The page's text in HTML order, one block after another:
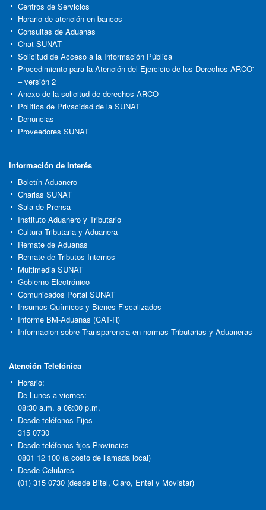
Centros de Servicios
Horario de atención en bancos
Consultas de Aduanas
Chat SUNAT
Solicitud de Acceso a la Información Pública
Procedimiento para la Atención del Ejercicio de los Derechos ARCO'
– versión 2
Anexo de la solicitud de derechos ARCO
Política de Privacidad de la SUNAT
Denuncias
Proveedores SUNAT
Información de Interés
Boletín Aduanero
Charlas SUNAT
Sala de Prensa
Instituto Aduanero y Tributario
Cultura Tributaria y Aduanera
Remate de Aduanas
Remate de Tributos Internos
Multimedia SUNAT
Gobierno Electrónico
Comunicados Portal SUNAT
Insumos Químicos y Bienes Fiscalizados
Informe BM-Aduanas (CAT-R)
Informacion sobre Transparencia en normas Tributarias y Aduaneras
Atención Telefónica
Horario:
De Lunes a viernes:
08:30 a.m. a 06:00 p.m.
Desde teléfonos Fijos
315 0730
Desde teléfonos fijos Provincias
0801 12 100 (a costo de llamada local)
Desde Celulares
(01) 315 0730 (desde Bitel, Claro, Entel y Movistar)